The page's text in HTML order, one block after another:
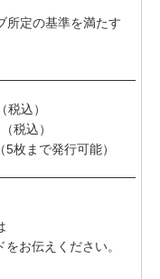
所定の基準を満たす
込）
税込）
枚まで発行可能）
お伝えください。